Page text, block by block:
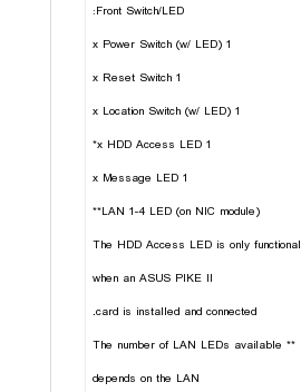
Front Switch/LED:
1 x Power Switch (w/ LED)
1 x Reset Switch
1 x Location Switch (w/ LED)
1 x HDD Access LED*
1 x Message LED
LAN 1-4 LED (on NIC module)**
* The HDD Access LED is only functional
when an ASUS PIKE II
card is installed and connected.
** The number of LAN LEDs available
depends on the LAN